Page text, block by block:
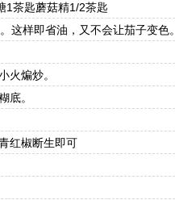
茶匙蘑菇精1/2茶匙
样即省油，又不会让茄子变色。
煸炒。
。
红椒断生即可